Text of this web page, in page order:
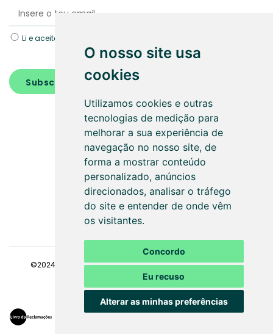
O nosso site usa
cookies
Utilizamos cookies e outras
tecnologias de medição para
melhorar a sua experiência de
navegação no nosso site, de
forma a mostrar conteúdo
personalizado, anúncios
direcionados, analisar o tráfego
do site e entender de onde vêm
os visitantes.
Concordo
Eu recuso
Alterar as minhas preferências
Li e aceito a Política de
Subscrever
SEGUE-NOS
©2024 Faaz - Gestão de condomínios. Todos os direitos
reservados